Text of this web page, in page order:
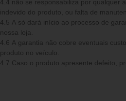
4.4 não se responsabiliza por qualquer acidente ocorrido em decorrência do uso
indevido do produto, ou falta de
4.5 A só dará início ao processo de garantia quando o produto der entrada em
nossa loja.
4.6 A garantia não cobre eventuais
produto no veículo.
4.7 Caso o produto apresente defeito,